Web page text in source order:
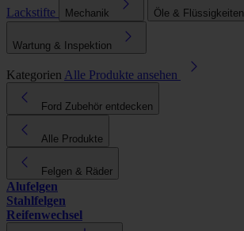
Lackstifte Mechanik Öle & Flüssigkeiten
Wartung & Inspektion
Kategorien Alle Produkte ansehen
Ford Zubehör entdecken
Alle Produkte
Felgen & Räder
Alufelgen
Stahlfelgen
Reifenwechsel